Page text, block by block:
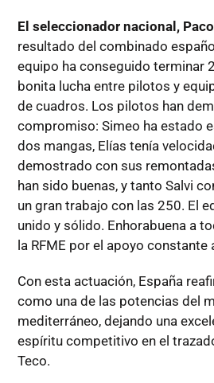
El seleccionador nacional,
resultado del combinado
equipo ha conseguido terminar
bonita lucha entre pilotos y
de cuadros. Los pilotos han
compromiso: Simeo ha estado
dos mangas, Elías tenía
demostrado con sus
han sido buenas, y tanto Salvi
un gran trabajo con las 250. El
unido y sólido. Enhorabuena a
la RFME por el apoyo
Con esta actuación, España
como una de las potencias del
mediterráneo, dejando una
espíritu competitivo en el
Teco.